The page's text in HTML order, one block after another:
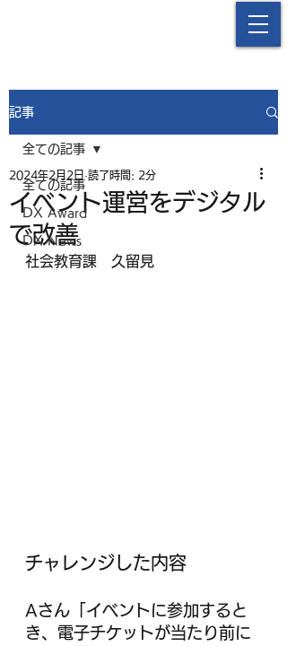
記事
全ての記事
DX Award
DX News
全ての記事
イベント運営をデジタル
で改善
2024年2月2日 読了時間: 2分
社会教育課　久留見
チャレンジした内容
Aさん「イベントに参加すると
き、電子チケットが当たり前に